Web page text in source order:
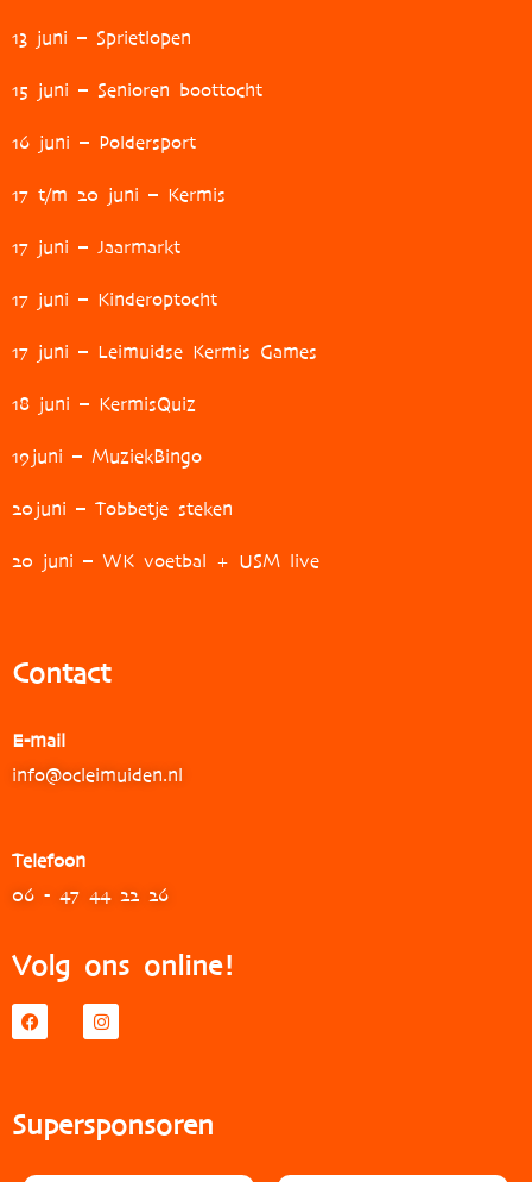
13 juni – Sprietlopen
15 juni – Senioren boottocht
16 juni – Poldersport
17 t/m 20 juni – Kermis
17 juni – Jaarmarkt
17 juni – Kinderoptocht
17 juni – Leimuidse Kermis Games
18 juni – KermisQuiz
19juni – MuziekBingo
20 juni – Tobbetje steken
20 juni – WK voetbal + USM live
Contact
E-mail
info@ocleimuiden.nl
Telefoon
06 - 47 44 22 26
Volg ons online!
Supersponsoren